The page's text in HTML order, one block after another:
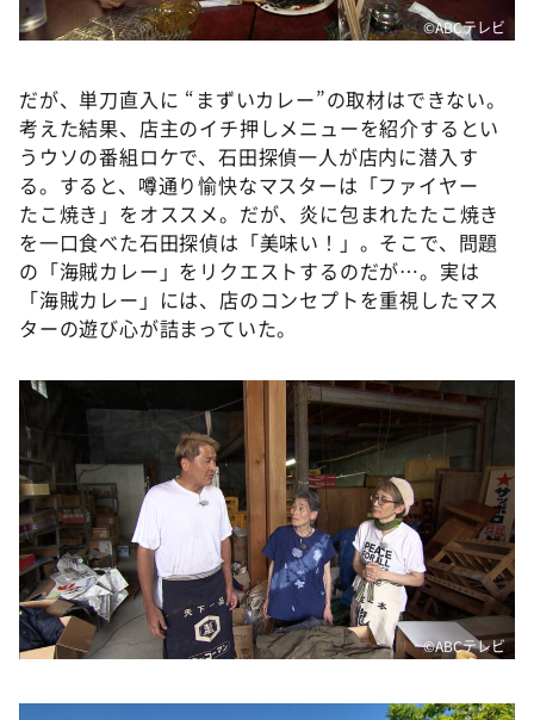
©️ABCテレビ
だが、単刀直入に “まずいカレー”の取材はできない。
考えた結果、店主のイチ押しメニューを紹介するとい
うウソの番組ロケで、石田探偵一人が店内に潜入す
る。すると、噂通り愉快なマスターは「ファイヤー
たこ焼き」をオススメ。だが、炎に包まれたたこ焼き
を一口食べた石田探偵は「美味い！」。そこで、問題
の「海賊カレー」をリクエストするのだが…。実は
「海賊カレー」には、店のコンセプトを重視したマス
ターの遊び心が詰まっていた。
©️ABCテレビ